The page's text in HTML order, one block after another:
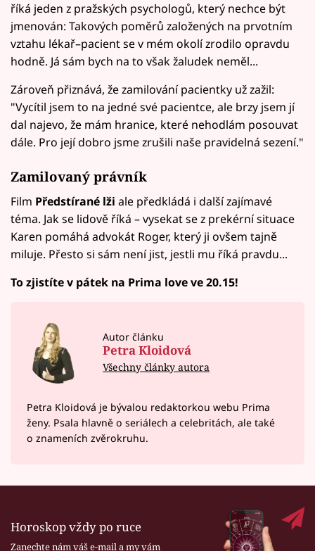
říká jeden z pražských psychologů, který nechce být
jmenován: Takových poměrů založených na prvotním
vztahu lékař–pacient se v mém okolí zrodilo opravdu
hodně. Já sám bych na to však žaludek neměl...
Zároveň přiznává, že zamilování pacientky už zažil:
"Vycítil jsem to na jedné své pacientce, ale brzy jsem jí
dal najevo, že mám hranice, které nehodlám posouvat
dále. Pro její dobro jsme zrušili naše pravidelná sezení."
Zamilovaný právník
Film Předstírané lži ale předkládá i další zajímavé
téma. Jak se lidově říká – vysekat se z prekérní situace
Karen pomáhá advokát Roger, který ji ovšem tajně
miluje. Přesto si sám není jist, jestli mu říká pravdu...
To zjistíte v pátek na Prima love ve 20.15!
Autor článku
Petra Kloidová
Všechny články autora
Petra Kloidová je bývalou redaktorkou webu Prima
ženy. Psala hlavně o seriálech a celebritách, ale také
o znameních zvěrokruhu.
Horoskop vždy po ruce
Zanechte nám váš e-mail a my vám